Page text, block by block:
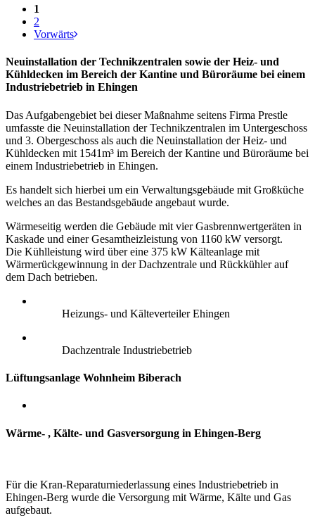
1
2
Vorwärts
Neuinstallation der Technikzentralen sowie der Heiz- und
Kühldecken im Bereich der Kantine und Büroräume bei einem
Industriebetrieb in Ehingen
Das Aufgabengebiet bei dieser Maßnahme seitens Firma Prestle
umfasste die Neuinstallation der Technikzentralen im Untergeschoss
und 3. Obergeschoss als auch die Neuinstallation der Heiz- und
Kühldecken mit 1541m³ im Bereich der Kantine und Büroräume bei
einem Industriebetrieb in Ehingen.
Es handelt sich hierbei um ein Verwaltungsgebäude mit Großküche
welches an das Bestandsgebäude angebaut wurde.
Wärmeseitig werden die Gebäude mit vier Gasbrennwertgeräten in
Kaskade und einer Gesamtheizleistung von 1160 kW versorgt.
Die Kühlleistung wird über eine 375 kW Kälteanlage mit
Wärmerückgewinnung in der Dachzentrale und Rückkühler auf
dem Dach betrieben.
Heizungs- und Kälteverteiler Ehingen
Dachzentrale Industriebetrieb
Lüftungsanlage Wohnheim Biberach
Wärme- , Kälte- und Gasversorgung in Ehingen-Berg
Für die Kran-Reparaturniederlassung eines Industriebetrieb in
Ehingen-Berg wurde die Versorgung mit Wärme, Kälte und Gas
aufgebaut.